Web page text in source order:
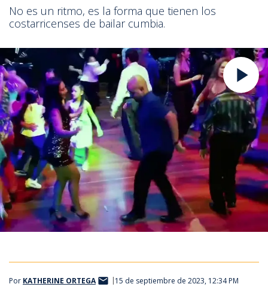
No es un ritmo, es la forma que tienen los
costarricenses de bailar cumbia.
Por KATHERINE ORTEGA 15 de septiembre de 2023, 12:34 PM